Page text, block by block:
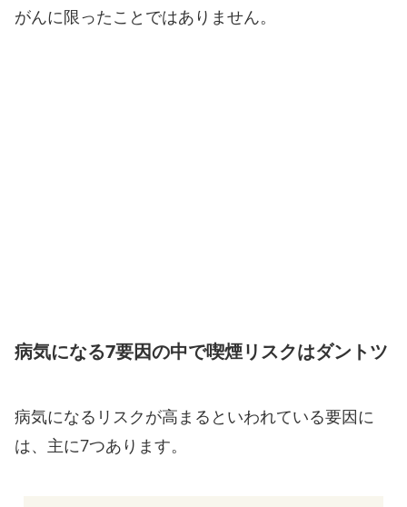
がんに限ったことではありません。
病気になる7要因の中で喫煙リスクはダントツ
病気になるリスクが高まるといわれている要因に
は、主に7つあります。